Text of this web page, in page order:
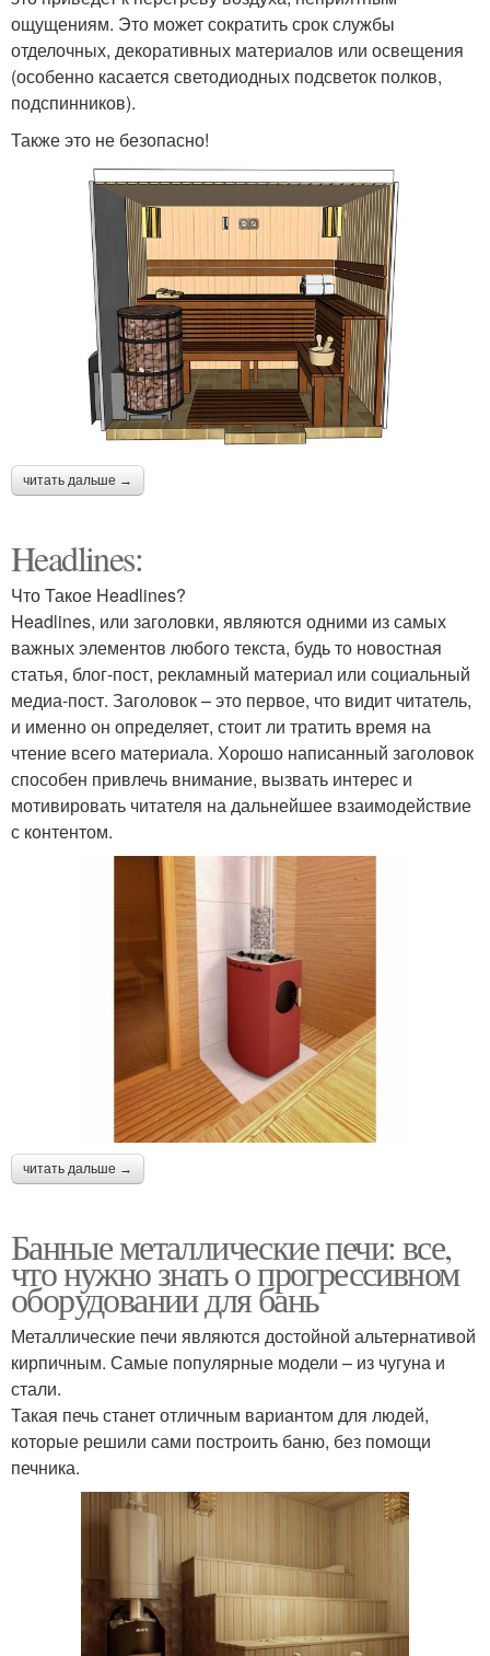
ощущениям. Это может сократить срок службы
отделочных, декоративных материалов или освещения
(особенно касается светодиодных подсветок полков,
подспинников).
Также это не безопасно!
читать дальше →
Headlines:
Что Такое Headlines?
Headlines, или заголовки, являются одними из самых
важных элементов любого текста, будь то новостная
статья, блог-пост, рекламный материал или социальный
медиа-пост. Заголовок – это первое, что видит читатель,
и именно он определяет, стоит ли тратить время на
чтение всего материала. Хорошо написанный заголовок
способен привлечь внимание, вызвать интерес и
мотивировать читателя на дальнейшее взаимодействие
с контентом.
читать дальше →
Банные металлические печи: все,
что нужно знать о прогрессивном
оборудовании для бань
Металлические печи являются достойной альтернативой
кирпичным. Самые популярные модели – из чугуна и
стали.
Такая печь станет отличным вариантом для людей,
которые решили сами построить баню, без помощи
печника.